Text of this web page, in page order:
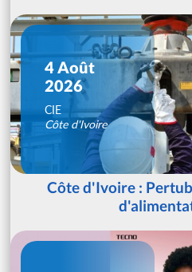
4 Août
2026
CIE
Côte d'Ivoire
Côte d'Ivoire :